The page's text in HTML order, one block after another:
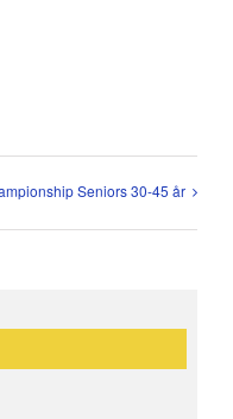
Seniors 30-45 år